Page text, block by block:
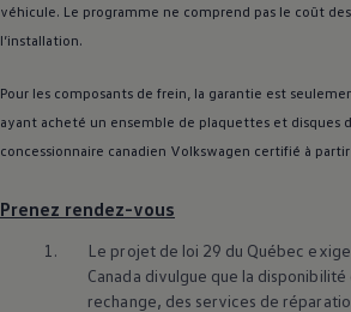
véhicule. Le programme ne comprend pas le coût
l’installation.
Pour les composants de frein, la garantie est
ayant acheté un ensemble de plaquettes et disques
concessionnaire canadien Volkswagen certifié à
Prenez rendez-vous
1. Le projet de loi 29 du Québec
Canada divulgue que la
rechange, des services de